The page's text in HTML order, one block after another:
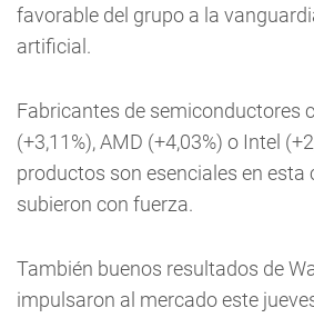
favorable del grupo a la
artificial.
Fabricantes de semiconductores
(+3,11%), AMD (+4,03%) o Intel
productos son esenciales en esta
subieron con fuerza.
También buenos resultados de
impulsaron al mercado este